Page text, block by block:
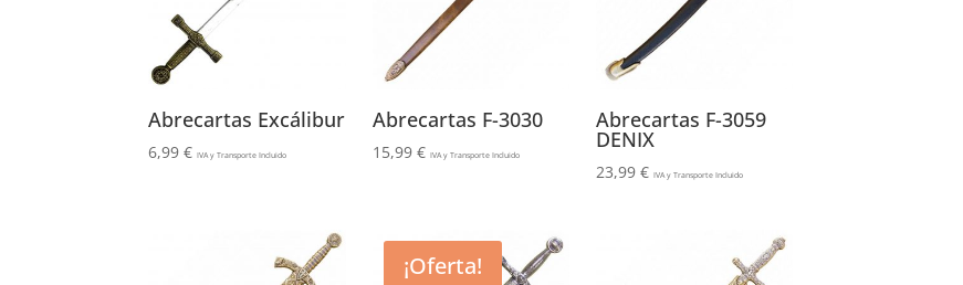
Abrecartas Excálibur
6,99€ IVA y Transporte Incluido
Abrecartas F-3030
15,99 € IVA y Transporte Incluido
Abrecartas F-3059
DENIX
23,99 € IVA y Transporte Incluido
¡Oferta!